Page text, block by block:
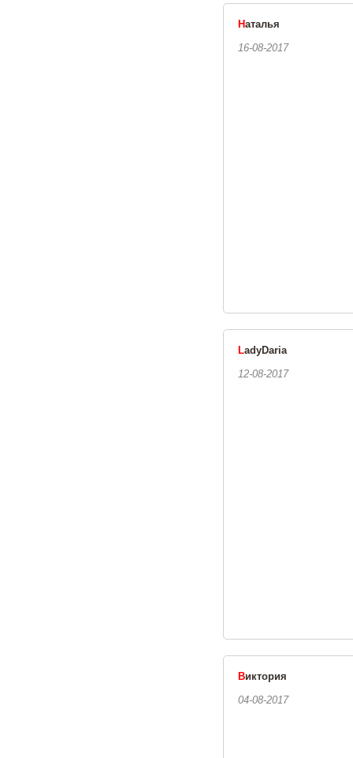
Наталья
16-08-2017
LadyDaria
12-08-2017
Виктория
04-08-2017